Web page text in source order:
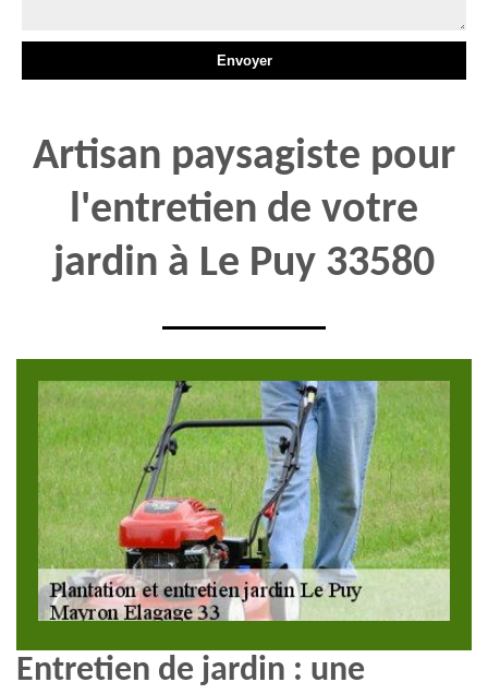
Artisan paysagiste pour
l'entretien de votre
jardin à Le Puy 33580
Entretien de jardin : une